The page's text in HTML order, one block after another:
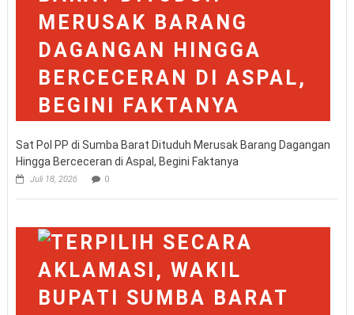
Sat Pol PP di Sumba Barat Dituduh Merusak Barang Dagangan
Hingga Berceceran di Aspal, Begini Faktanya
Juli 18, 2026 0